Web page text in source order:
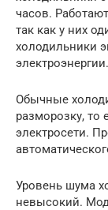
часов.
так как у них
холодильники
электроэнергии.
Обычные
разморозку, то
электросети.
Уровень шума
невысокий.